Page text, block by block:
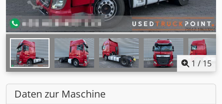
1 / 15
Daten zur Maschine